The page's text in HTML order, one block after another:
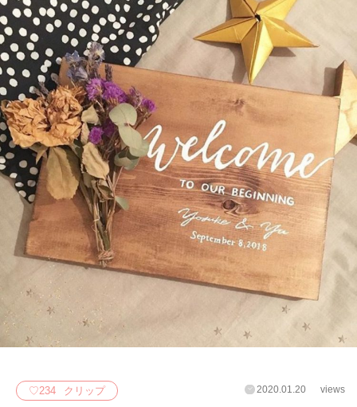
♡234 クリップ 2020.01.20 views